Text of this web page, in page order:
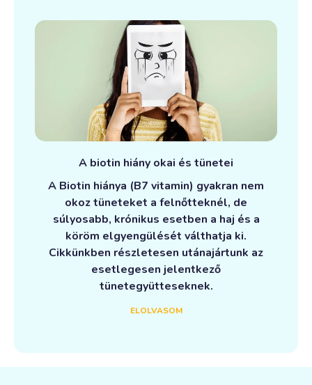
A biotin hiány okai és tünetei
A Biotin hiánya (B7 vitamin) gyakran nem
okoz tüneteket a felnőtteknél, de
súlyosabb, krónikus esetben a haj és a
köröm elgyengülését válthatja ki.
Cikkünkben részletesen utánajártunk az
esetlegesen jelentkező
tünetegyütteseknek.
ELOLVASOM